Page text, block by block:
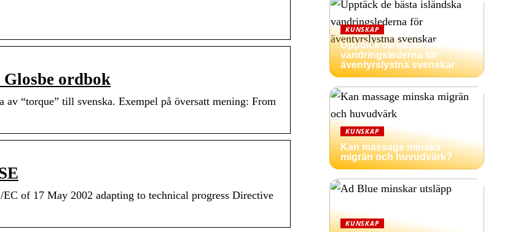
ordbok
“torque” till svenska. Exempel på översatt mening: From
of 17 May 2002 adapting to technical progress Directive
KUNSKAP
Upptäck de bästa isländska
vandringslederna för
äventyrslystna svenskar
KUNSKAP
Kan massage minska
migrän och huvudvärk?
KUNSKAP